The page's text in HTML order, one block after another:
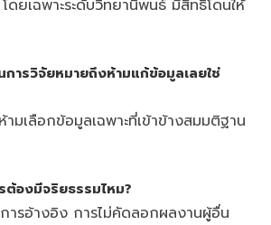
ดยเฉพาะระดับวิทยานิพนธ์ มีสิทธิ์โดนให้
ารวิจัยหมายถึงห้ามแก้ข้อมูลเลยใช่
มเลือกข้อมูลเฉพาะที่เข้าข้างสมมติฐาน
ต้องมีจริยธรรมไหม?
ารอ้างอิง การไม่คัดลอกผลงานผู้อื่น